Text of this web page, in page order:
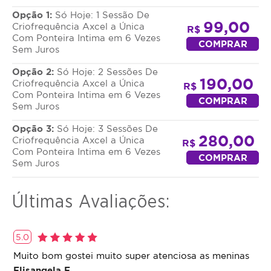
Flacidez, rejuvenescimento, gordura localizada e
celulite.
Opção 1: Só Hoje: 1 Sessão De
Criofrequência Axcel a Única
Com Ponteira Intima em 6 Vezes
Sem Juros
R$ 99,00
COMPRAR
Opção 2: Só Hoje: 2 Sessões De
Criofrequência Axcel a Única
Com Ponteira Intima em 6 Vezes
Sem Juros
R$ 190,00
COMPRAR
Opção 3: Só Hoje: 3 Sessões De
Criofrequência Axcel a Única
Com Ponteira Intima em 6 Vezes
Sem Juros
R$ 280,00
COMPRAR
Últimas Avaliações:
5.0
Muito bom gostei muito super atenciosa as meninas